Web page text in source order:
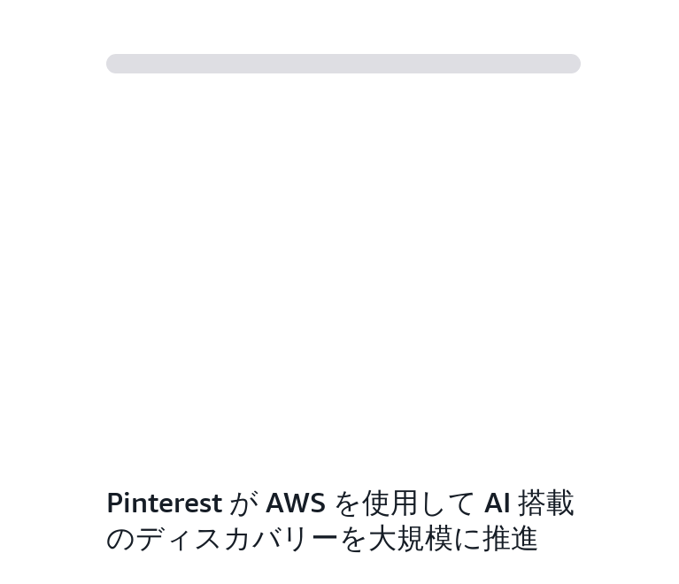
Pinterest が AWS を使用して AI 搭載
のディスカバリーを大規模に推進